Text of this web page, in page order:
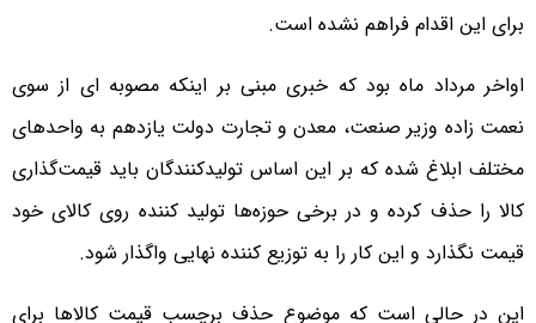
برای این اقدام فراهم نشده است.
اواخر مرداد ماه بود که خبری مبنی بر اینکه مصوبه ای از سوی
نعمت زاده وزیر صنعت، معدن و تجارت دولت یازدهم به واحدهای
مختلف ابلاغ شده که بر این اساس تولیدکنندگان باید قیمت‌گذاری
کالا را حذف کرده و در برخی حوزه‌ها تولید کننده روی کالای خود
قیمت نگذارد و این کار را به توزیع کننده نهایی واگذار شود.
این در حالی است که موضوع حذف برچسب قیمت کالاها برای